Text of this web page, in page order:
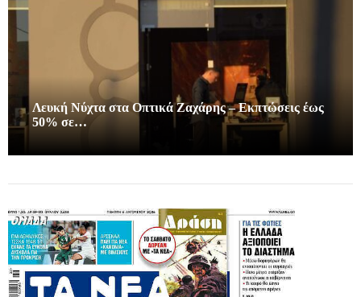
Λευκή Νύχτα στα Οπτικά Ζαχάρης – Εκπτώσεις έως
50% σε…